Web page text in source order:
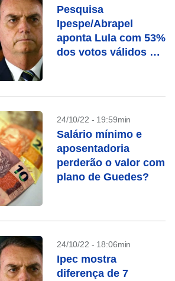
Pesquisa
Ipespe/Abrapel
aponta Lula com 53%
dos votos válidos e
24/10/22 - 19:59min
Salário mínimo e
aposentadoria
perderão o valor com
plano de Guedes?
24/10/22 - 18:06min
Ipec mostra
diferença de 7